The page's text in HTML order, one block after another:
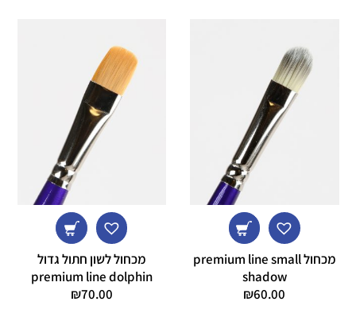
מכחול premium line small
shadow
₪60.00
מכחול לשון חתול גדול
premium line dolphin
₪70.00